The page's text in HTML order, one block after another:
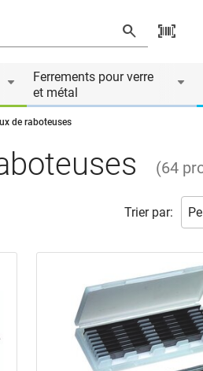
Ferrements pour verre
et métal
de raboteuses
(64
Trier par: